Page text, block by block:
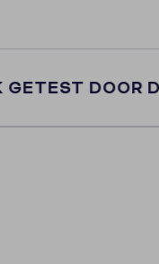
DOOR DERDEN